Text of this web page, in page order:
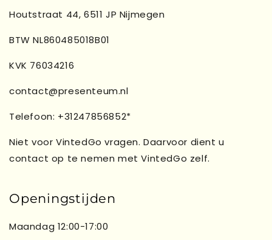
Houtstraat 44, 6511 JP Nijmegen
BTW NL860485018B01
KVK 76034216
contact@presenteum.nl
Telefoon: +31247856852*
Niet voor VintedGo vragen. Daarvoor dient u
contact op te nemen met VintedGo zelf.
Openingstijden
Maandag 12:00-17:00